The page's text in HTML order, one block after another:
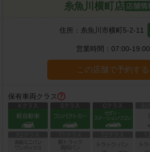
糸魚川横町店
住所： 糸魚川市横町5-2-11
営業時間： 07:00-19:00
この店舗で予約する
保有車両クラス